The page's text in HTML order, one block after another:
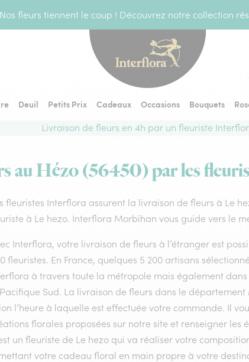
fleurs tiennent le coup ! Découvrez notre collection
Deuil Petits Prix Cadeaux Occasions Bouquets
Livraison de fleurs en 4h par un fleuriste
au Hézo (56450) par les
fleuristes Interflora assurent la livraison de fleurs à Le
à Le hezo. Interflora Morbihan vous guide vers le
Interflora, votre livraison de fleurs à l’étranger est
fleuristes. En France, quelques 5 200 artisans
à travers toute la métropole mais également
Sud. La livraison de fleurs dans le
l’heure à laquelle est effectuée votre commande. Il
florales proposées sur notre site et renseigner les
un fleuriste de Le hezo qui va réaliser votre
votre cadeau floral en main propre à votre